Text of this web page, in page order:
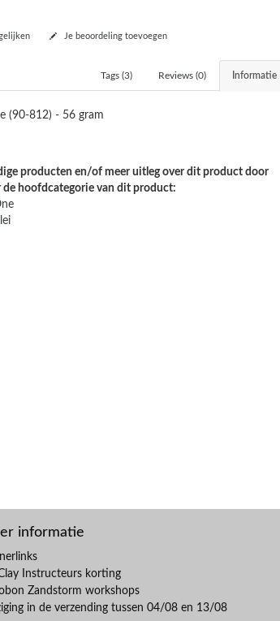
Je beoordeling toevoegen
Informatie
Reviews (0)
Tags (3)
(90-812) - 56 gram
producten en/of meer uitleg over dit product door
de hoofdcategorie van dit product:
informatie
Instructeurs korting
Zandstorm workshops
in de verzending tussen 04/08 en 13/08